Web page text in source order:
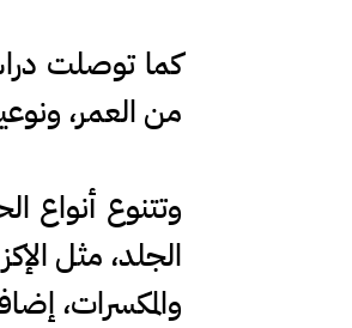
كما توصلت
من العمر،
وتتنوع أنواع
الجلد، مثل
والمكسرات،